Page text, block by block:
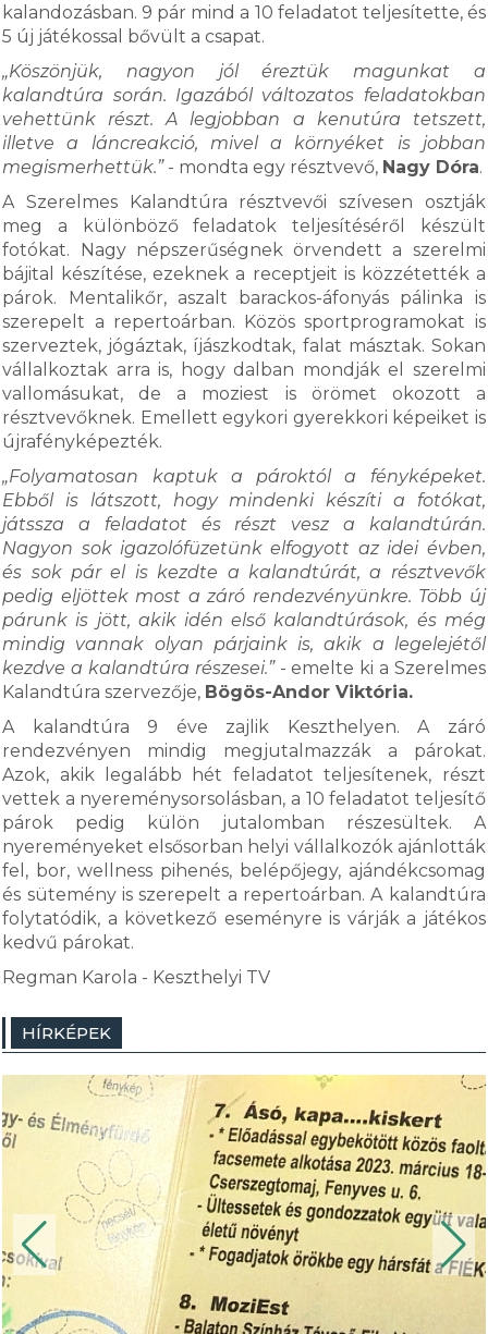
kalandozásban. 9 pár mind a 10 feladatot teljesítette, és
5 új játékossal bővült a csapat.
„Köszönjük, nagyon jól éreztük magunkat a
kalandtúra során. Igazából változatos feladatokban
vehettünk részt. A legjobban a kenutúra tetszett,
illetve a láncreakció, mivel a környéket is jobban
megismerhettük.”- mondta egy résztvevő, Nagy Dóra.
A Szerelmes Kalandtúra résztvevői szívesen osztják
meg a különböző feladatok teljesítéséről készült
fotókat. Nagy népszerűségnek örvendett a szerelmi
bájital készítése, ezeknek a receptjeit is közzétették a
párok. Mentalikőr, aszalt barackos-áfonyás pálinka is
szerepelt a repertoárban. Közös sportprogramokat is
szerveztek, jógáztak, íjászkodtak, falat másztak. Sokan
vállalkoztak arra is, hogy dalban mondják el szerelmi
vallomásukat, de a moziest is örömet okozott a
résztvevőknek. Emellett egykori gyerekkori képeiket is
újrafényképezték.
„Folyamatosan kaptuk a pároktól a fényképeket.
Ebből is látszott, hogy mindenki készíti a fotókat,
játssza a feladatot és részt vesz a kalandtúrán.
Nagyon sok igazolófüzetünk elfogyott az idei évben,
és sok pár el is kezdte a kalandtúrát, a résztvevők
pedig eljöttek most a záró rendezvényünkre. Több új
párunk is jött, akik idén első kalandtúrások, és még
mindig vannak olyan párjaink is, akik a legelejétől
kezdve a kalandtúra részesei.”- emelte ki a Szerelmes
Kalandtúra szervezője, Bögös-Andor Viktória.
A kalandtúra 9 éve zajlik Keszthelyen. A záró
rendezvényen mindig megjutalmazzák a párokat.
Azok, akik legalább hét feladatot teljesítenek, részt
vettek a nyereménysorsolásban, a 10 feladatot teljesítő
párok pedig külön jutalomban részesültek. A
nyereményeket elsősorban helyi vállalkozók ajánlották
fel, bor, wellness pihenés, belépőjegy, ajándékcsomag
és sütemény is szerepelt a repertoárban. A kalandtúra
folytatódik, a következő eseményre is várják a játékos
kedvű párokat.
Regman Karola - Keszthelyi TV
HÍRKÉPEK